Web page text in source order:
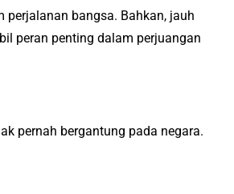
perjalanan bangsa. Bahkan, jauh
peran penting dalam perjuangan
pernah bergantung pada negara.